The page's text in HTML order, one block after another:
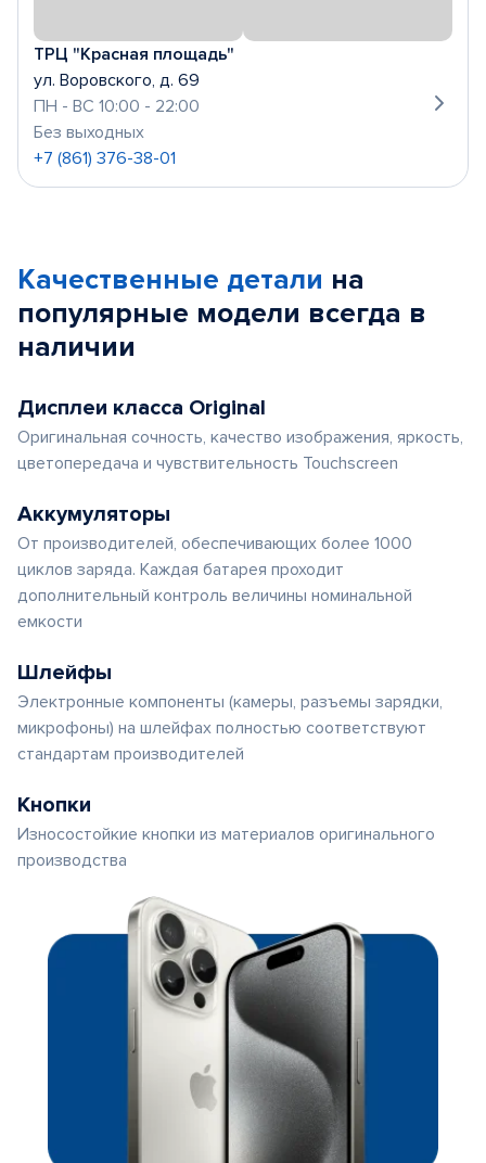
ТРЦ "Красная площадь"
ул. Воровского, д. 69
ПН - ВС 10:00 - 22:00
Без выходных
+7 (861) 376-38-01
Качественные детали на
популярные модели всегда в
наличии
Дисплеи класса Original
Оригинальная сочность, качество изображения, яркость,
цветопередача и чувствительность Touchscreen
Аккумуляторы
От производителей, обеспечивающих более 1000
циклов заряда. Каждая батарея проходит
дополнительный контроль величины номинальной
емкости
Шлейфы
Электронные компоненты (камеры, разъемы зарядки,
микрофоны) на шлейфах полностью соответствуют
стандартам производителей
Кнопки
Износостойкие кнопки из материалов оригинального
производства